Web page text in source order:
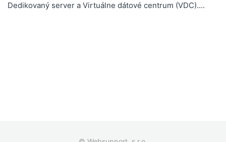
Dedikovaný server a Virtuálne dátové centrum (VDC)....